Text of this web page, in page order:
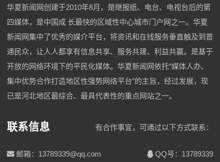
华夏新闻网创建于2010年8月，是继报纸、电台、电视台后的第
四媒体，是中国成 长最快的区域性中心城市门户网之一。华夏
新闻网集中了优秀的媒介平台，将资讯和在线服务垂直触及到普
通民众，让人人都享有信息共享、服务共建、利益共赢。是基于
开放的网络环境下的平民化媒体。华夏新闻网依托“媒体人办、
集中优势合作打造地区性强势网络平台”的主旨，经过发展，现
已是河北地区最综合、最具代表性的重点网站之一。
联系信息 有合作事宜，可通过以下方式联系：
邮箱：13789339@qq.com QQ号：13789339